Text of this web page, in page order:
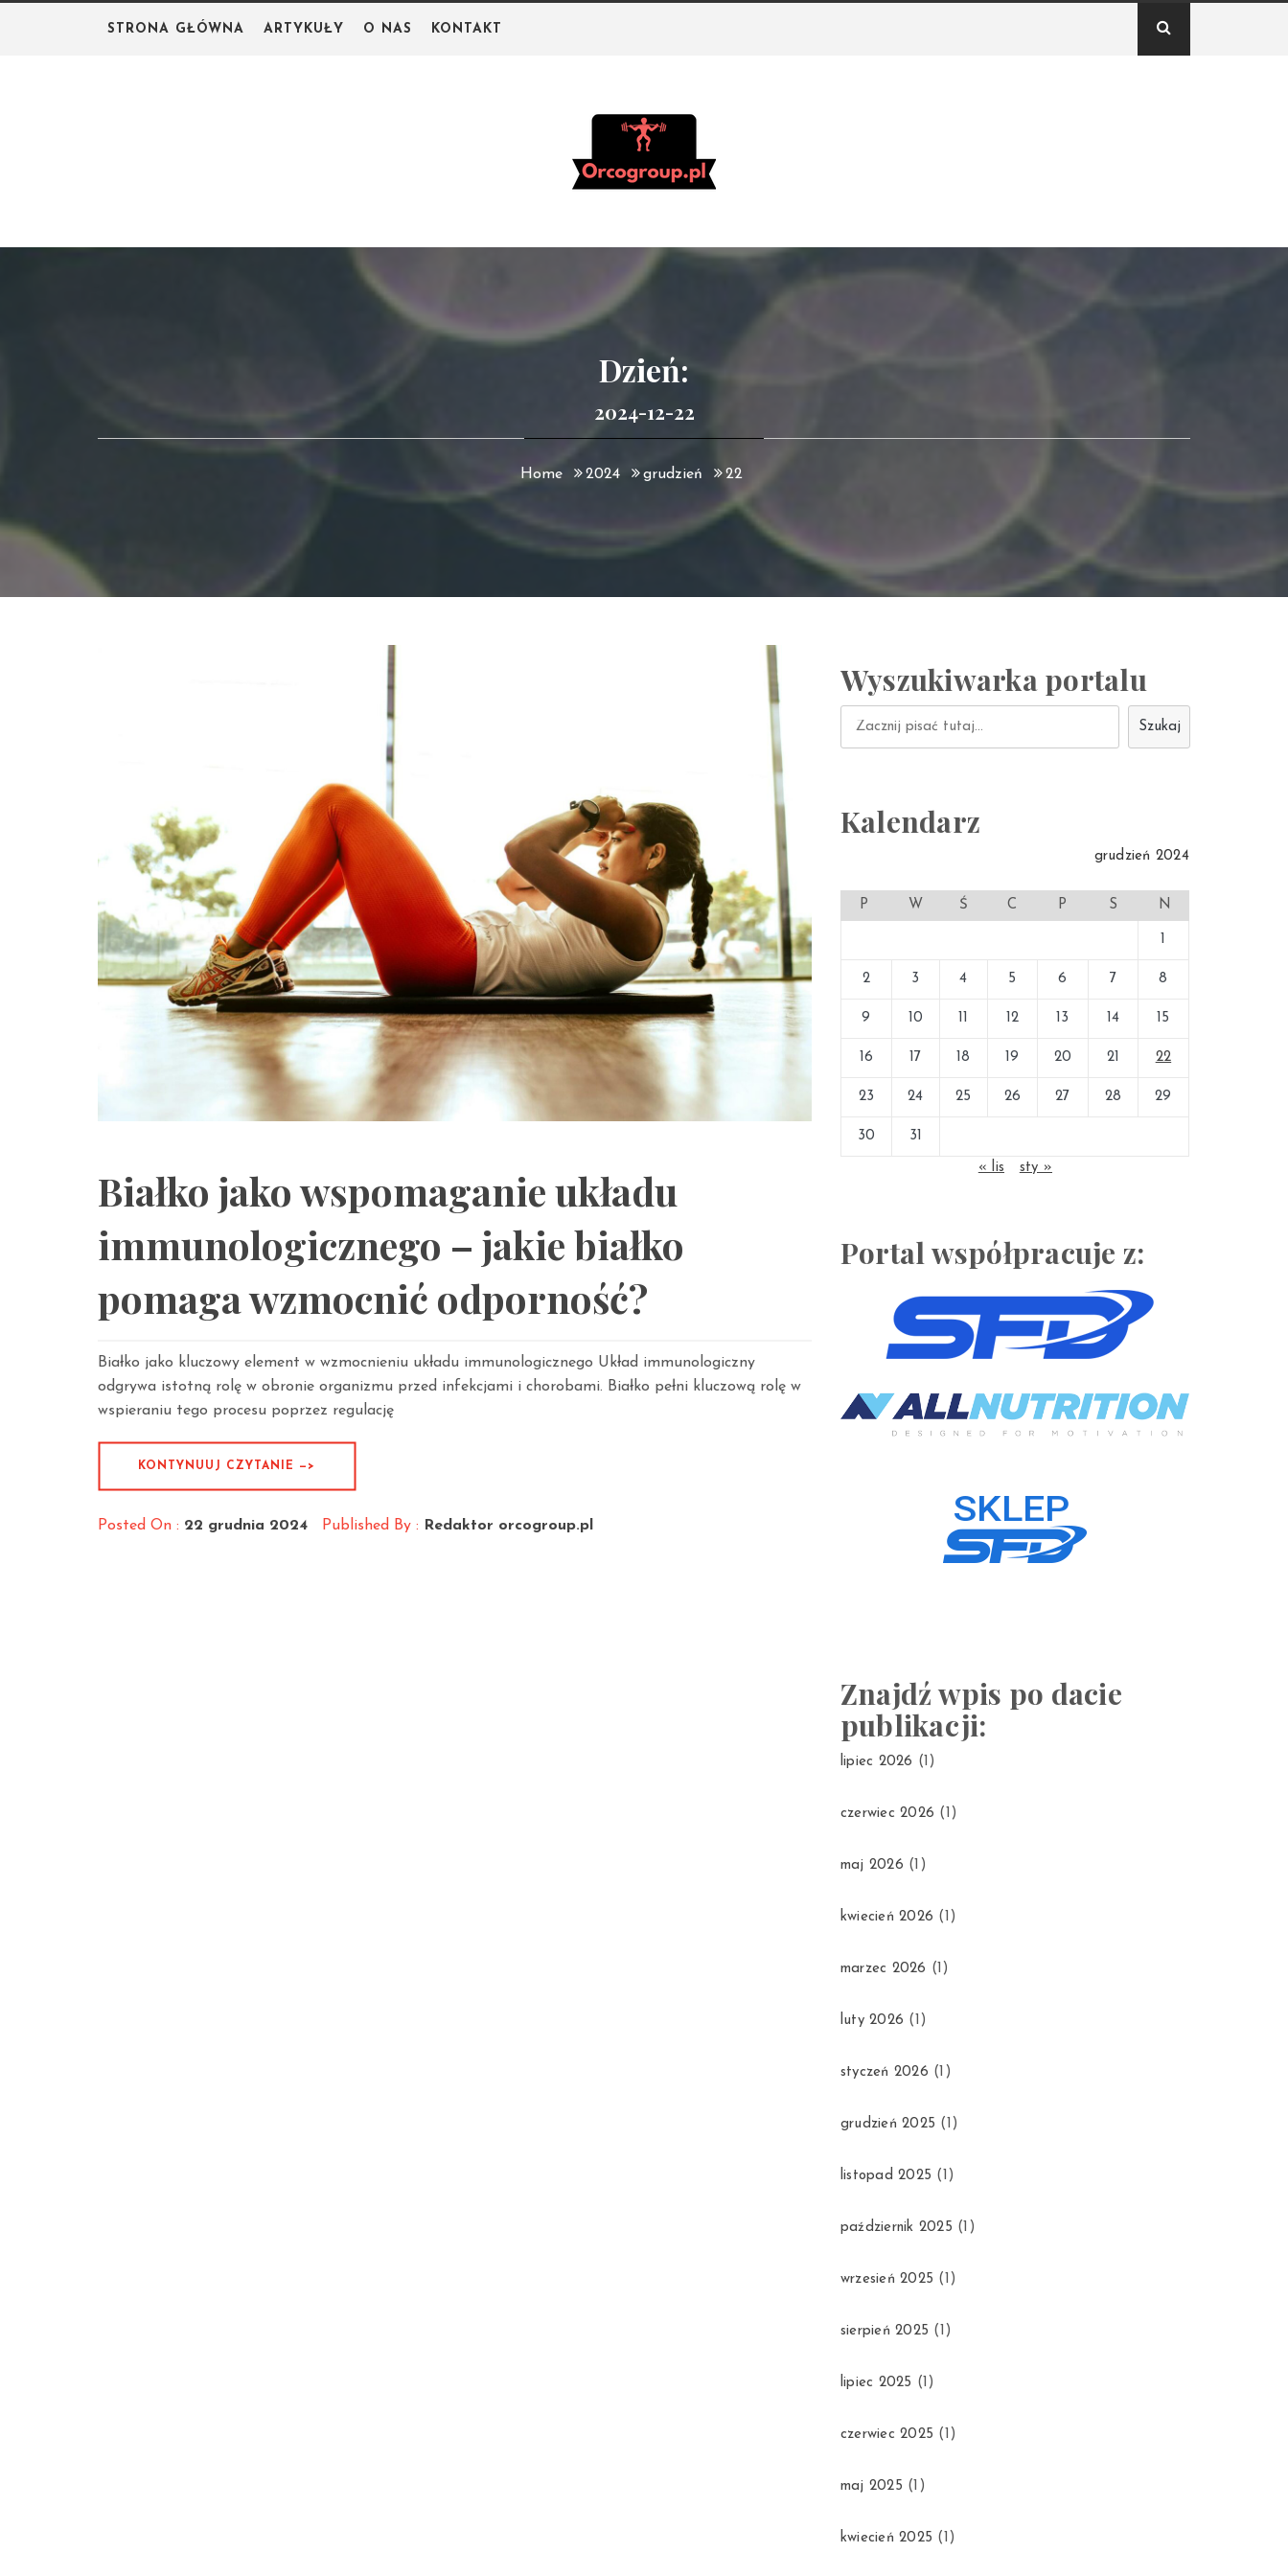
STRONA GŁÓWNA ARTYKUŁY O NAS KONTAKT
Orco Group –
Portal o białku i
siłownię
Dzień:
2024-12-22
Home 2024 grudzień 22
Białko jako wspomaganie układu
immunologicznego – jakie białko
pomaga wzmocnić odporność?
Białko jako kluczowy element w wzmocnieniu układu immunologicznego Układ immunologiczny
odgrywa istotną rolę w obronie organizmu przed infekcjami i chorobami. Białko pełni kluczową rolę w
wspieraniu tego procesu poprzez regulację
KONTYNUUJ CZYTANIE —>
Posted On : 22 grudnia 2024 Published By : Redaktor orcogroup.pl
Wyszukiwarka portalu
Szukaj
Kalendarz
grudzień 2024
P W Ś C P S N
1
2 3 4 5 6 7 8
9 10 11 12 13 14 15
16 17 18 19 20 21 22
23 24 25 26 27 28 29
30 31
« lis sty »
Portal współpracuje z:
Znajdź wpis po dacie
publikacji:
lipiec 2026 (1)
czerwiec 2026 (1)
maj 2026 (1)
kwiecień 2026 (1)
marzec 2026 (1)
luty 2026 (1)
styczeń 2026 (1)
grudzień 2025 (1)
listopad 2025 (1)
październik 2025 (1)
wrzesień 2025 (1)
sierpień 2025 (1)
lipiec 2025 (1)
czerwiec 2025 (1)
maj 2025 (1)
kwiecień 2025 (1)